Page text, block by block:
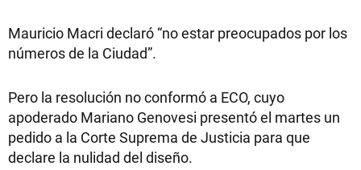
Mauricio Macri declaró “no estar preocupados por los
números de la Ciudad”.
Pero la resolución no conformó a ECO, cuyo
apoderado Mariano Genovesi presentó el martes un
pedido a la Corte Suprema de Justicia para que
declare la nulidad del diseño.